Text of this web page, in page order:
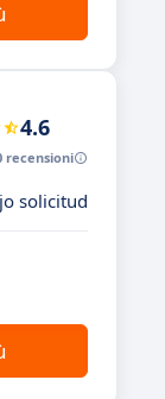
4.6
recensioni
solicitud